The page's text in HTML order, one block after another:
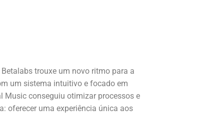
trouxe um novo ritmo para a
um sistema intuitivo e focado em
Music conseguiu otimizar processos e
oferecer uma experiência única aos